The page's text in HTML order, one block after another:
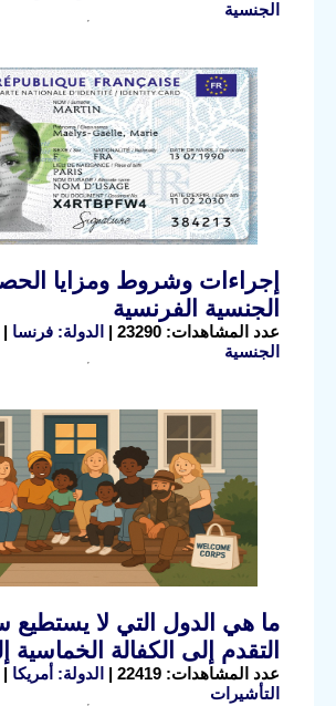
الجنسية
إجراءات وشروط ومزايا
الجنسية الفرنسية
عدد المشاهدات: 23290 | الدولة: فرنسا |
الجنسية
ما هي الدول التي لا يستطيع
التقدم إلى الكفالة الخماسية
عدد المشاهدات: 22419 | الدولة: أمريكا |
التأشيرات